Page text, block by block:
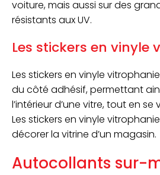
voiture, mais aussi sur des
résistants aux UV.
Les stickers en vinyle
Les stickers en vinyle
du côté adhésif, permettant
l’intérieur d’une vitre, tout en se
Les stickers en vinyle
décorer la vitrine d’un magasin.
Autocollants sur-